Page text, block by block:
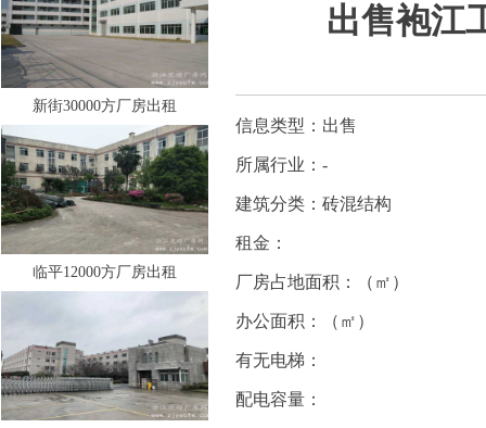
新街30000方厂房出租
临平12000方厂房出租
出售袍江
信息类型：出售
所属行业：-
建筑分类：砖混结构
租金：
厂房占地面积：（㎡）
办公面积：（㎡）
有无电梯：
配电容量：